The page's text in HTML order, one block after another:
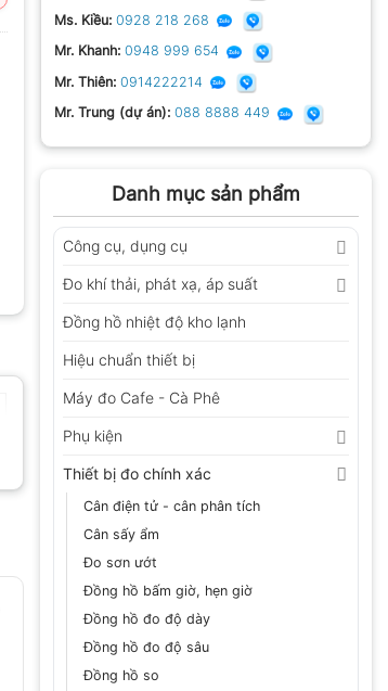
Ms. Kiều: 0928 218 268
Mr. Khanh: 0948 999 654
Mr. Thiên: 0914222214
Mr. Trung (dự án): 088 8888 449
Danh mục sản phẩm
Công cụ, dụng cụ
Đo khí thải, phát xạ, áp suất
Đồng hồ nhiệt độ kho lạnh
Hiệu chuẩn thiết bị
Máy đo Cafe - Cà Phê
Phụ kiện
Thiết bị đo chính xác
Cân điện tử - cân phân tích
Cân sấy ẩm
Đo sơn ướt
Đồng hồ bấm giờ, hẹn giờ
Đồng hồ đo độ dày
Đồng hồ đo độ sâu
Đồng hồ so